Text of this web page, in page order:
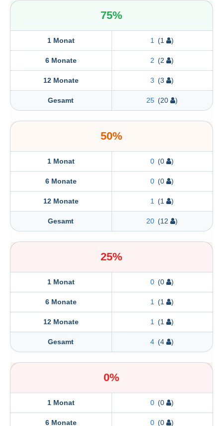
75%
1 Monat 1 (1 )
6 Monate 2 (2 )
12 Monate 3 (3 )
Gesamt 25 (20 )
50%
1 Monat 0 (0 )
6 Monate 0 (0 )
12 Monate 1 (1 )
Gesamt 20 (12 )
25%
1 Monat 0 (0 )
6 Monate 1 (1 )
12 Monate 1 (1 )
Gesamt 4 (4 )
0%
1 Monat 0 (0 )
6 Monate 0 (0 )